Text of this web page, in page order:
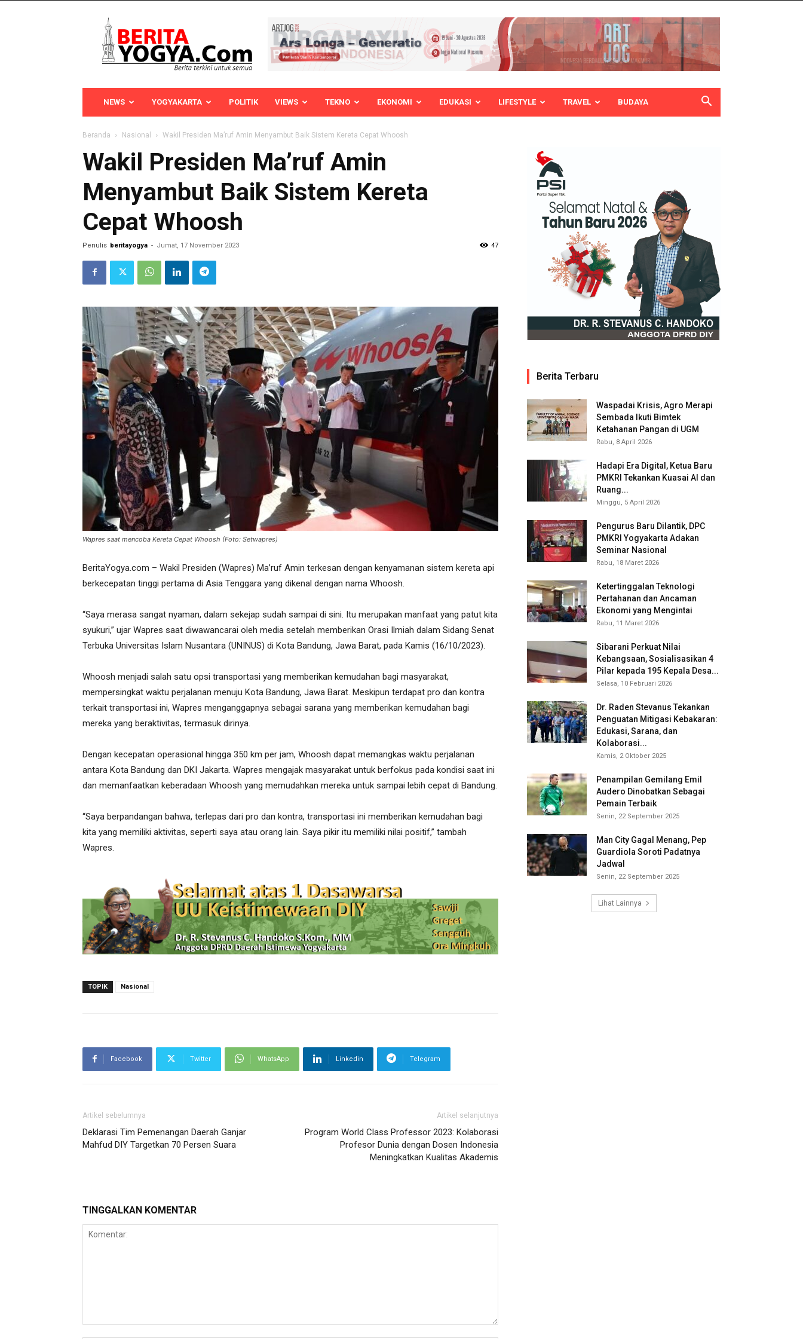
Yogya
NEWS YOGYAKARTA POLITIK VIEWS TEKNO EKONOMI EDUKASI LIFESTYLE TRAVEL BUDAYA
Beranda Nasional Wakil Presiden Ma’ruf Amin Menyambut Baik Sistem Kereta Cepat Whoosh
Wakil Presiden Ma’ruf Amin
Menyambut Baik Sistem Kereta
Cepat Whoosh
Penulis beritayogya - Jumat, 17 November 2023 47
Wapres saat mencoba Kereta Cepat Whoosh (Foto: Setwapres)
BeritaYogya.com – Wakil Presiden (Wapres) Ma’ruf Amin terkesan dengan kenyamanan sistem kereta api
berkecepatan tinggi pertama di Asia Tenggara yang dikenal dengan nama Whoosh.
“Saya merasa sangat nyaman, dalam sekejap sudah sampai di sini. Itu merupakan manfaat yang patut kita
syukuri,” ujar Wapres saat diwawancarai oleh media setelah memberikan Orasi Ilmiah dalam Sidang Senat
Terbuka Universitas Islam Nusantara (UNINUS) di Kota Bandung, Jawa Barat, pada Kamis (16/10/2023).
Whoosh menjadi salah satu opsi transportasi yang memberikan kemudahan bagi masyarakat,
mempersingkat waktu perjalanan menuju Kota Bandung, Jawa Barat. Meskipun terdapat pro dan kontra
terkait transportasi ini, Wapres menganggapnya sebagai sarana yang memberikan kemudahan bagi
mereka yang beraktivitas, termasuk dirinya.
Dengan kecepatan operasional hingga 350 km per jam, Whoosh dapat memangkas waktu perjalanan
antara Kota Bandung dan DKI Jakarta. Wapres mengajak masyarakat untuk berfokus pada kondisi saat ini
dan memanfaatkan keberadaan Whoosh yang memudahkan mereka untuk sampai lebih cepat di Bandung.
“Saya berpandangan bahwa, terlepas dari pro dan kontra, transportasi ini memberikan kemudahan bagi
kita yang memiliki aktivitas, seperti saya atau orang lain. Saya pikir itu memiliki nilai positif,” tambah
Wapres.
TOPIK Nasional
Facebook Twitter WhatsApp Linkedin Telegram
Artikel sebelumnya
Deklarasi Tim Pemenangan Daerah Ganjar
Mahfud DIY Targetkan 70 Persen Suara
Artikel selanjutnya
Program World Class Professor 2023: Kolaborasi
Profesor Dunia dengan Dosen Indonesia
Meningkatkan Kualitas Akademis
TINGGALKAN KOMENTAR
Berita Terbaru
Waspadai Krisis, Agro Merapi
Sembada Ikuti Bimtek
Ketahanan Pangan di UGM
Rabu, 8 April 2026
Hadapi Era Digital, Ketua Baru
PMKRI Tekankan Kuasai AI dan
Ruang...
Minggu, 5 April 2026
Pengurus Baru Dilantik, DPC
PMKRI Yogyakarta Adakan
Seminar Nasional
Rabu, 18 Maret 2026
Ketertinggalan Teknologi
Pertahanan dan Ancaman
Ekonomi yang Mengintai
Rabu, 11 Maret 2026
Sibarani Perkuat Nilai
Kebangsaan, Sosialisasikan 4
Pilar kepada 195 Kepala Desa...
Selasa, 10 Februari 2026
Dr. Raden Stevanus Tekankan
Penguatan Mitigasi Kebakaran:
Edukasi, Sarana, dan
Kolaborasi...
Kamis, 2 Oktober 2025
Penampilan Gemilang Emil
Audero Dinobatkan Sebagai
Pemain Terbaik
Senin, 22 September 2025
Man City Gagal Menang, Pep
Guardiola Soroti Padatnya
Jadwal
Senin, 22 September 2025
Lihat Lainnya